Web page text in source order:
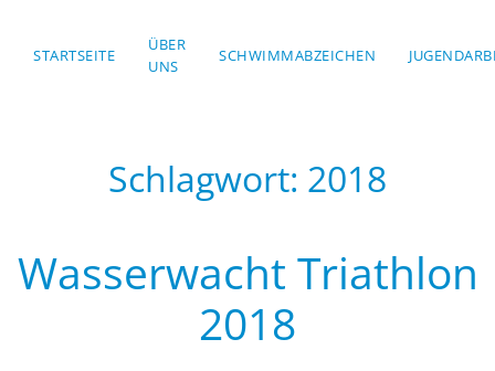
Skip to main content
STARTSEITE
ÜBER
UNS
SCHWIMMABZEICHEN
Schlagwort: 2018
Wasserwacht Triathlon
2018